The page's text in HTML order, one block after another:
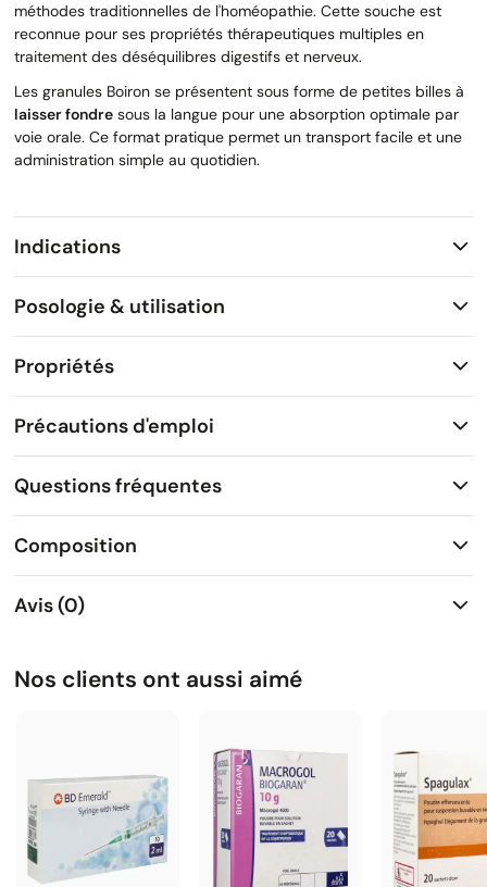
méthodes traditionnelles de l'homéopathie. Cette souche est
reconnue pour ses propriétés thérapeutiques multiples en
traitement des déséquilibres digestifs et nerveux.
Les granules Boiron se présentent sous forme de petites billes à
laisser fondre sous la langue pour une absorption optimale par
voie orale. Ce format pratique permet un transport facile et une
administration simple au quotidien.
Indications
Posologie & utilisation
Propriétés
Précautions d'emploi
Questions fréquentes
Composition
Avis (0)
Nos clients ont aussi aimé